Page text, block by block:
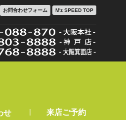
お問合わせフォーム M'z SPEED TOP
せ | 来店ご予約